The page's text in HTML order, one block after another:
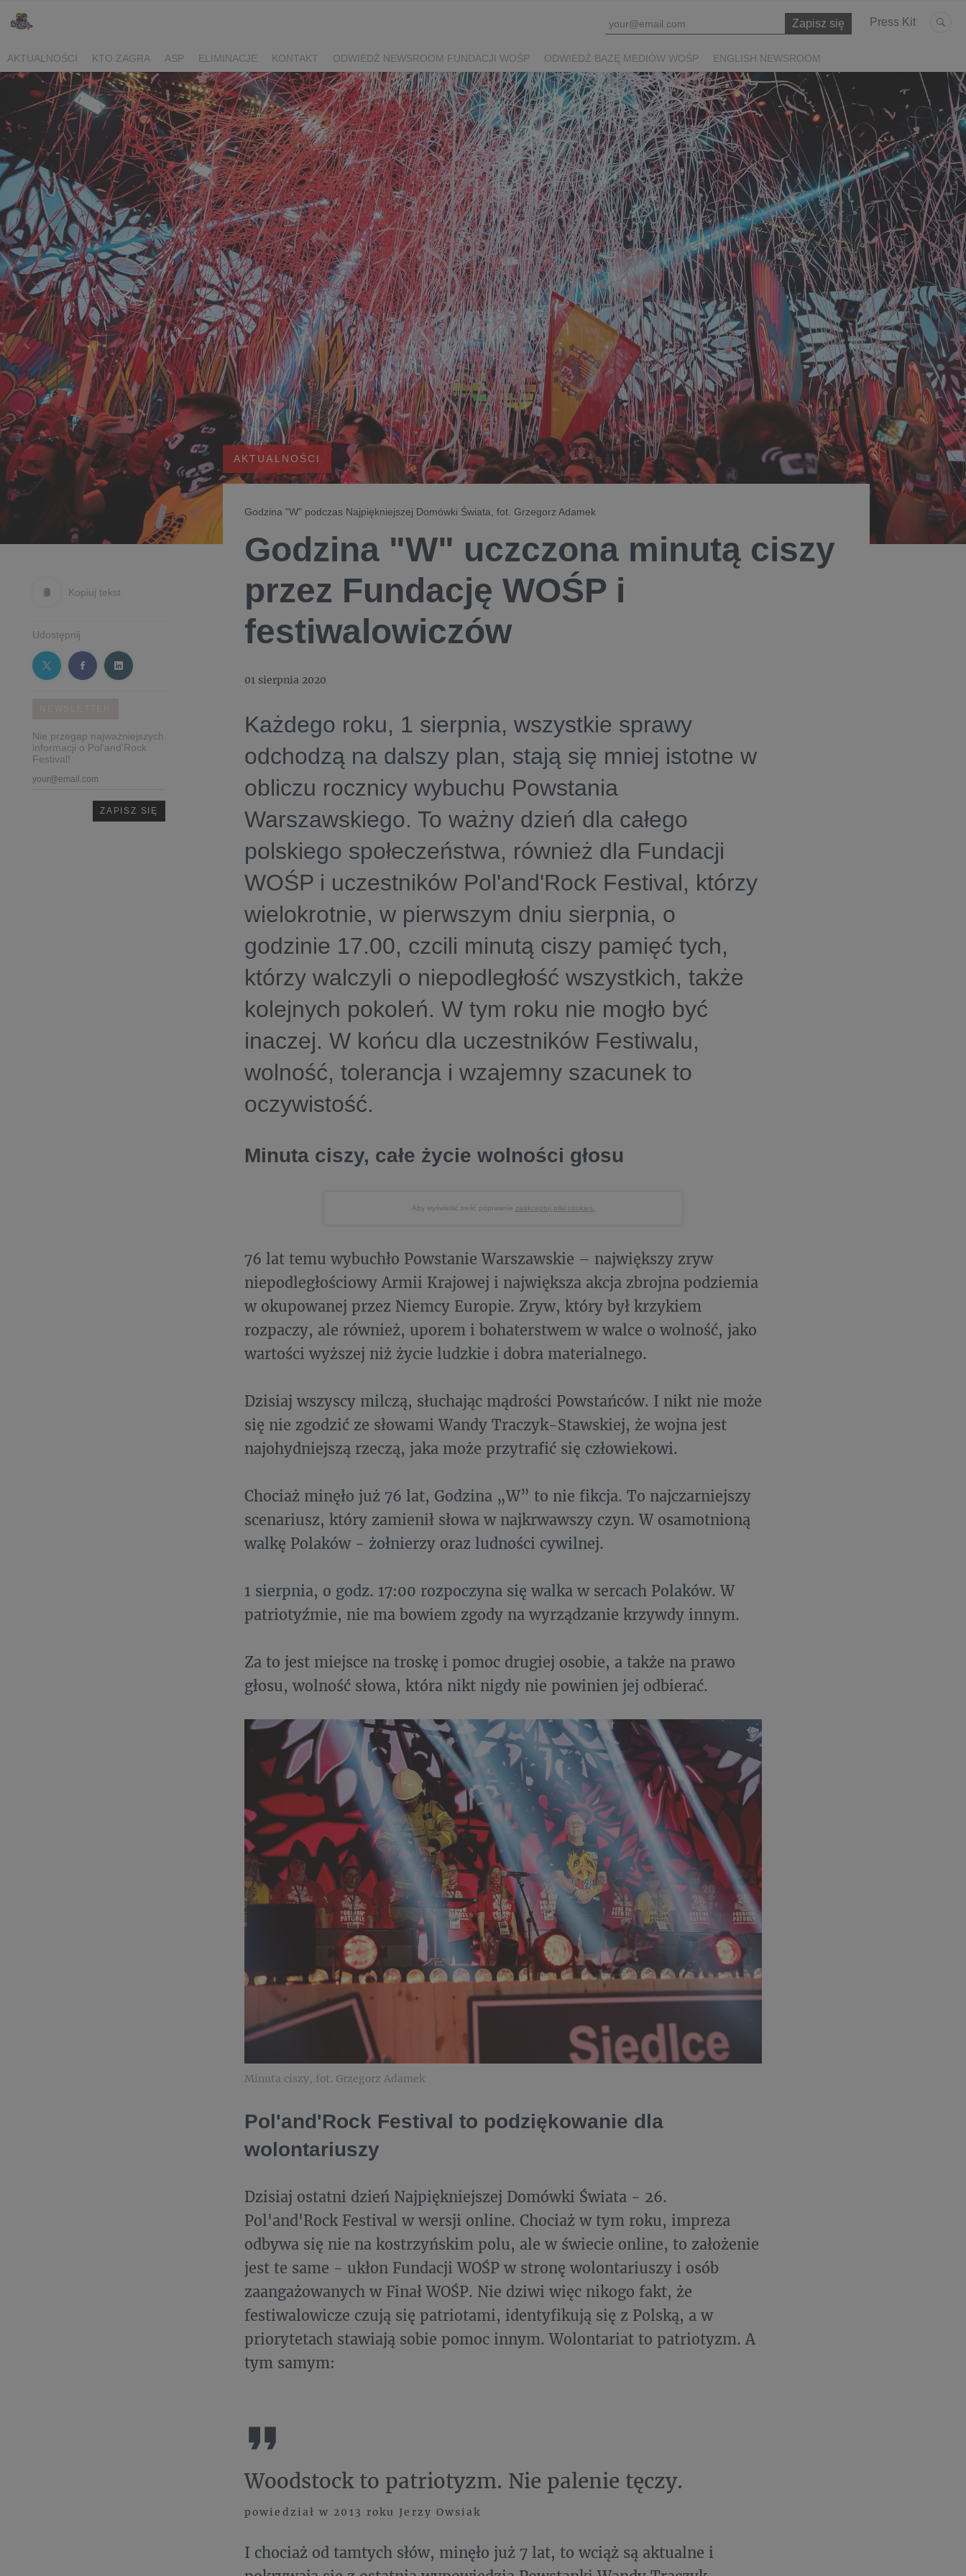
Press Kit
AKTUALNOŚCI KTO ZAGRA ASP ELIMINACJE KONTAKT ODWIEDŹ NEWSROOM FUNDACJI WOŚP ODWIEDŹ BAZĘ MEDIÓW WOŚP ENGLISH NEWSROOM
Kopiuj tekst
Udostępnij
Nie przegap najważniejszych
informacji o Pol'and'Rock
Festival!
AKTUALNOŚCI
Godzina "W" podczas Najpiękniejszej Domówki Świata, fot. Grzegorz Adamek
Godzina "W" uczczona minutą ciszy
przez Fundację WOŚP i
festiwalowiczów
01 sierpnia 2020
Każdego roku, 1 sierpnia, wszystkie sprawy
odchodzą na dalszy plan, stają się mniej istotne w
obliczu rocznicy wybuchu Powstania
Warszawskiego. To ważny dzień dla całego
polskiego społeczeństwa, również dla Fundacji
WOŚP i uczestników Pol'and'Rock Festival, którzy
wielokrotnie, w pierwszym dniu sierpnia, o
godzinie 17.00, czcili minutą ciszy pamięć tych,
którzy walczyli o niepodległość wszystkich, także
kolejnych pokoleń. W tym roku nie mogło być
inaczej. W końcu dla uczestników Festiwalu,
wolność, tolerancja i wzajemny szacunek to
oczywistość.
Minuta ciszy, całe życie wolności głosu
Aby wyświetlić treść poprawnie zaakceptuj pliki cookies.
76 lat temu wybuchło Powstanie Warszawskie – największy zryw
niepodległościowy Armii Krajowej i największa akcja zbrojna podziemia
w okupowanej przez Niemcy Europie. Zryw, który był krzykiem
rozpaczy, ale również, uporem i bohaterstwem w walce o wolność, jako
wartości wyższej niż życie ludzkie i dobra materialnego.
Dzisiaj wszyscy milczą, słuchając mądrości Powstańców. I nikt nie może
się nie zgodzić ze słowami Wandy Traczyk-Stawskiej, że wojna jest
najohydniejszą rzeczą, jaka może przytrafić się człowiekowi.
Chociaż minęło już 76 lat, Godzina „W” to nie fikcja. To najczarniejszy
scenariusz, który zamienił słowa w najkrwawszy czyn. W osamotnioną
walkę Polaków - żołnierzy oraz ludności cywilnej.
1 sierpnia, o godz. 17:00 rozpoczyna się walka w sercach Polaków. W
patriotyźmie, nie ma bowiem zgody na wyrządzanie krzywdy innym.
Za to jest miejsce na troskę i pomoc drugiej osobie, a także na prawo
głosu, wolność słowa, która nikt nigdy nie powinien jej odbierać.
Minuta ciszy, fot. Grzegorz Adamek
Pol'and'Rock Festival to podziękowanie dla
wolontariuszy
Dzisiaj ostatni dzień Najpiękniejszej Domówki Świata - 26.
Pol'and'Rock Festival w wersji online. Chociaż w tym roku, impreza
odbywa się nie na kostrzyńskim polu, ale w świecie online, to założenie
jest te same - ukłon Fundacji WOŚP w stronę wolontariuszy i osób
zaangażowanych w Finał WOŚP. Nie dziwi więc nikogo fakt, że
festiwalowicze czują się patriotami, identyfikują się z Polską, a w
priorytetach stawiają sobie pomoc innym. Wolontariat to patriotyzm. A
tym samym:
Woodstock to patriotyzm. Nie palenie tęczy.
powiedział w 2013 roku Jerzy Owsiak
I chociaż od tamtych słów, minęło już 7 lat, to wciąż są aktualne i